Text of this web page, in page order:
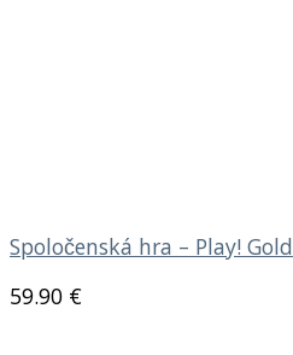
Spoločenská hra – Play! Gold
59.90 €